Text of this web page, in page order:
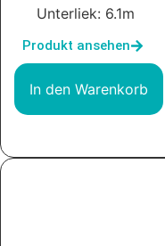
Unterliek: 6.1m
Produkt ansehen
In den Warenkorb